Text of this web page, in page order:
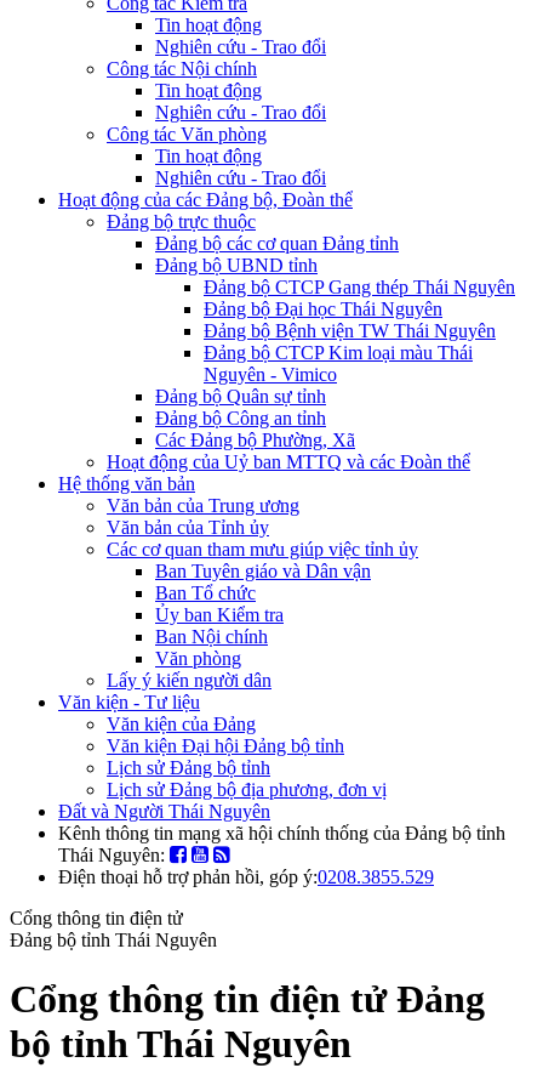
Tin hoạt động
Nghiên cứu - Trao đổi
Công tác Nội chính
Tin hoạt động
Nghiên cứu - Trao đổi
Công tác Văn phòng
Tin hoạt động
Nghiên cứu - Trao đổi
Hoạt động của các Đảng bộ, Đoàn thể
Đảng bộ trực thuộc
Đảng bộ các cơ quan Đảng tỉnh
Đảng bộ UBND tỉnh
Đảng bộ CTCP Gang thép Thái Nguyên
Đảng bộ Đại học Thái Nguyên
Đảng bộ Bệnh viện TW Thái Nguyên
Đảng bộ CTCP Kim loại màu Thái
Nguyên - Vimico
Đảng bộ Quân sự tỉnh
Đảng bộ Công an tỉnh
Các Đảng bộ Phường, Xã
Hoạt động của Uỷ ban MTTQ và các Đoàn thể
Hệ thống văn bản
Văn bản của Trung ương
Văn bản của Tỉnh ủy
Các cơ quan tham mưu giúp việc tỉnh ủy
Ban Tuyên giáo và Dân vận
Ban Tổ chức
Ủy ban Kiểm tra
Ban Nội chính
Văn phòng
Lấy ý kiến người dân
Văn kiện - Tư liệu
Văn kiện của Đảng
Văn kiện Đại hội Đảng bộ tỉnh
Lịch sử Đảng bộ tỉnh
Lịch sử Đảng bộ địa phương, đơn vị
Đất và Người Thái Nguyên
Kênh thông tin mạng xã hội chính thống của Đảng bộ tỉnh
Thái Nguyên:
Điện thoại hỗ trợ phản hồi, góp ý:0208.3855.529
Cổng thông tin điện tử
Đảng bộ tỉnh Thái Nguyên
Cổng thông tin điện tử Đảng
bộ tỉnh Thái Nguyên